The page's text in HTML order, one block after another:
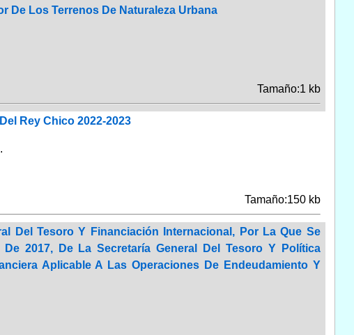
De Los Terrenos De Naturaleza Urbana
Tamaño:1 kb
Rey Chico 2022-2023
Tamaño:150 kb
Del Tesoro Y Financiación Internacional, Por La Que Se
2017, De La Secretaría General Del Tesoro Y Política
Aplicable A Las Operaciones De Endeudamiento Y